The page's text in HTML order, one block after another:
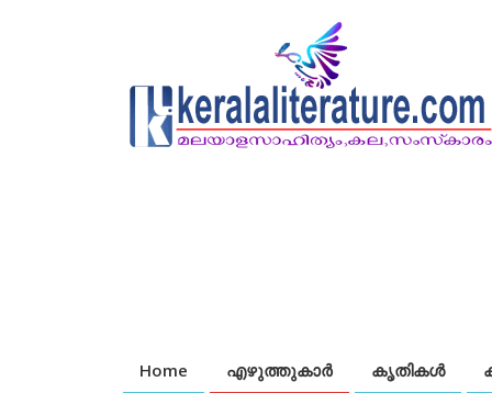
Home എഴുത്തുകാര്‍ കൃതികൾ